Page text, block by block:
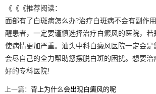
《《《推荐阅读：
面部有了白斑病怎么办?治疗白斑病不会有副作
醒患者，一定要谨慎选择治疗白癜风的医院，若
使病情更加严重。汕头中科白癜风医院一定会
会尽自己的全力帮助您摆脱白斑的困扰。想要
好的专科医院!
上一篇：背上为什么会出现白癜风的呢